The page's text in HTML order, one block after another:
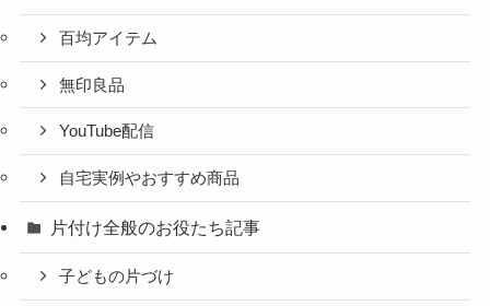
百均アイテム
無印良品
YouTube配信
自宅実例やおすすめ商品
片付け全般のお役たち記事
子どもの片づけ